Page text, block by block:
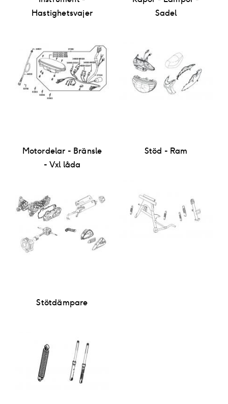
Hastighetsvajer
Sadel
Motordelar - Bränsle
- Vxl låda
Stöd - Ram
Stötdämpare